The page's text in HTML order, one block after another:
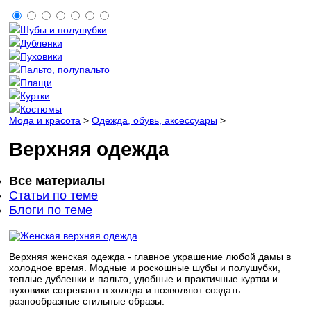
Шубы и полушубки
Дубленки
Пуховики
Пальто, полупальто
Плащи
Куртки
Костюмы
Мода и красота > Одежда, обувь, аксессуары >
Верхняя одежда
Все материалы
Статьи по теме
Блоги по теме
Верхняя женская одежда - главное украшение любой дамы в
холодное время. Модные и роскошные шубы и полушубки,
теплые дубленки и пальто, удобные и практичные куртки и
пуховики согревают в холода и позволяют создать
разнообразные стильные образы.